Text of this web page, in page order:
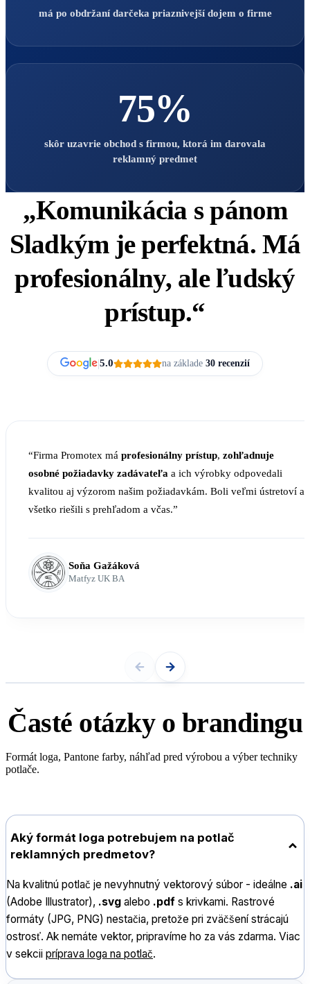
má po obdržaní darčeka priaznivejší dojem o firme
75%
skôr uzavrie obchod s firmou, ktorá im darovala
reklamný predmet
„Komunikácia s pánom
Sladkým je perfektná. Má
profesionálny, ale ľudský
prístup.“
|5.0 na základe 30 recenzií
“Firma Promotex má profesionálny prístup, zohľadnuje
osobné požiadavky zadávateľa a ich výrobky odpovedali
kvalitou aj výzorom našim požiadavkám. Boli veľmi ústretoví a
všetko riešili s prehľadom a včas.”
Soňa Gažáková
Matfyz UK BA
Časté otázky o brandingu
Formát loga, Pantone farby, náhľad pred výrobou a výber techniky
potlače.
Aký formát loga potrebujem na potlač
reklamných predmetov?
Na kvalitnú potlač je nevyhnutný vektorový súbor - ideálne .ai
(Adobe Illustrator), .svg alebo .pdf s krivkami. Rastrové
formáty (JPG, PNG) nestačia, pretože pri zväčšení strácajú
ostrosť. Ak nemáte vektor, pripravíme ho za vás zdarma. Viac
v sekcii príprava loga na potlač.